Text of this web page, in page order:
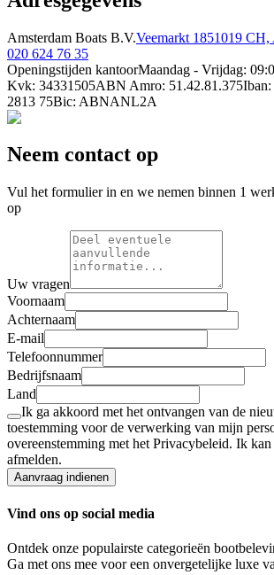
Amsterdam Boats B.V.Veemarkt 1851019 CH,
020 624 76 35
Openingstijden kantoorMaandag - Vrijdag:
Kvk: 34331505ABN Amro: 51.42.81.375
2813 75Bic: ABNANL2A
Neem contact op
Vul het formulier in en we nemen binnen 1
op
Uw vragen
Voornaam
Achternaam
E-mail
Telefoonnummer
Bedrijfsnaam
Land
Ik ga akkoord met het ontvangen van de
toestemming voor de verwerking van mijn
overeenstemming met het Privacybeleid. Ik
afmelden.
Aanvraag indienen
Vind ons op social media
Ontdek onze populairste categorieën
Ga met ons mee voor een onvergetelijke luxe